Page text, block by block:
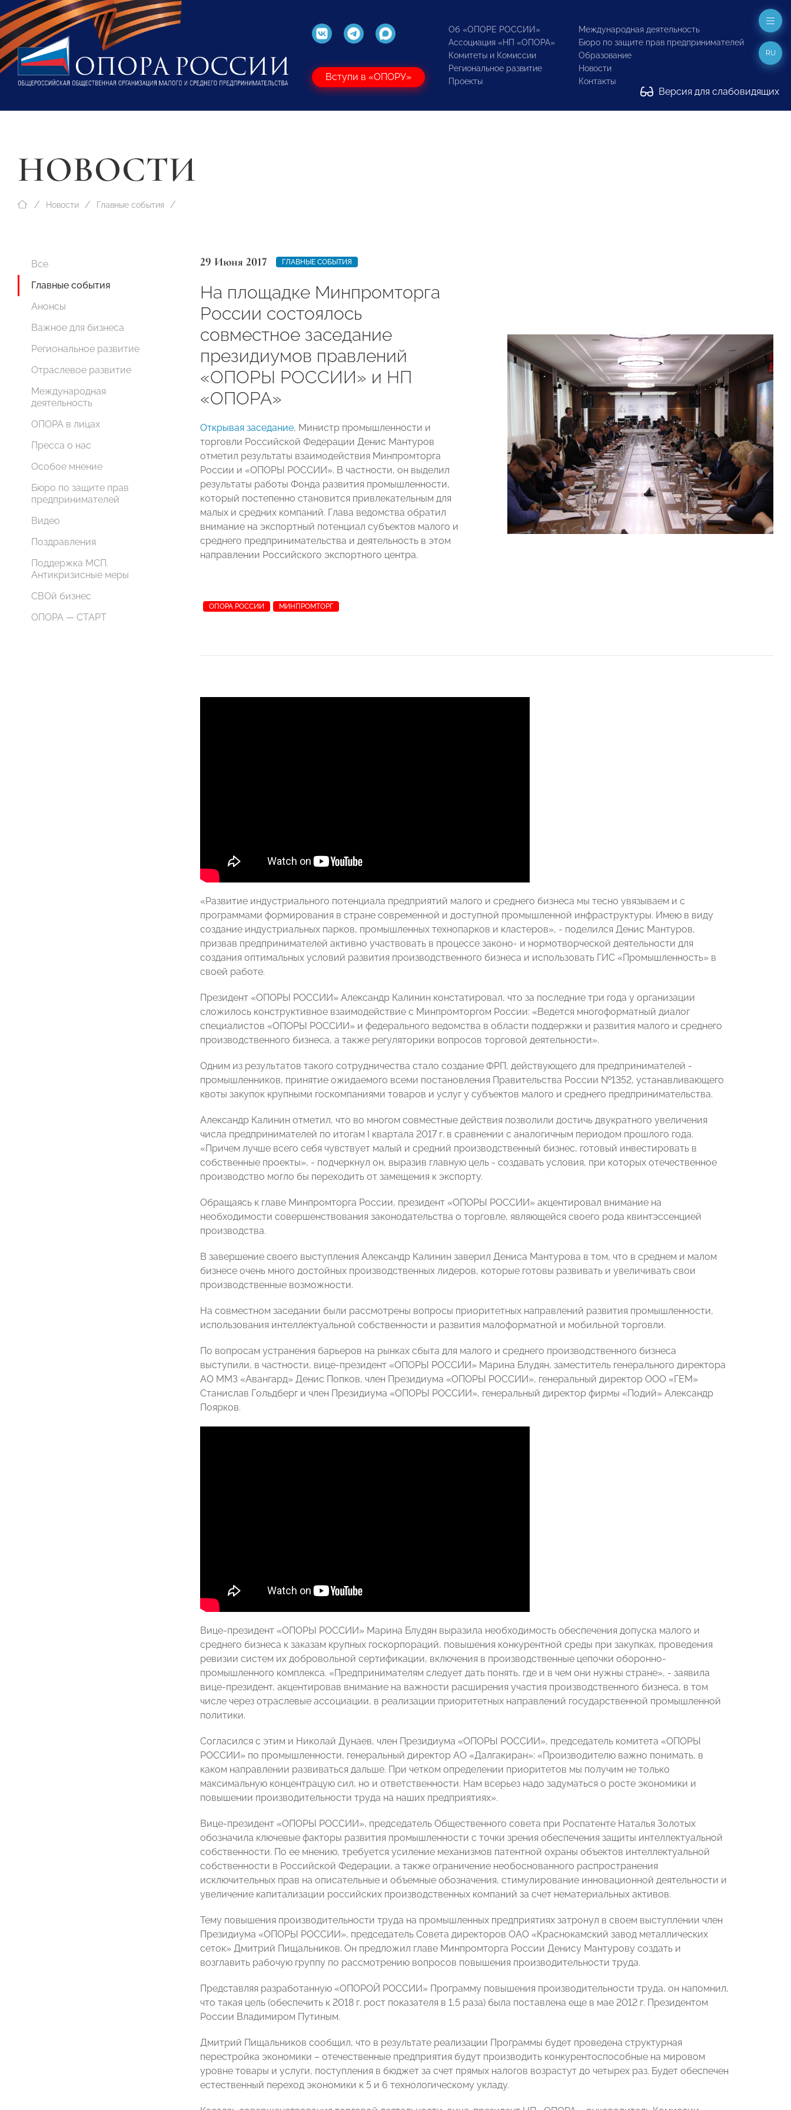
Вступи в «ОПОРУ»
Об «ОПОРЕ РОССИИ»
Ассоциация «НП «ОПОРА»
Комитеты и Комиссии
Региональное развитие
Проекты
Международная деятельность
Бюро по защите прав предпринимателей
Образование
Новости
Контакты
Версия для слабовидящих
RU
НОВОСТИ
Новости Главные события
Все
Главные события
Анонсы
Важное для бизнеса
Региональное развитие
Отраслевое развитие
Международная
деятельность
ОПОРА в лицах
Пресса о нас
Особое мнение
Бюро по защите прав
предпринимателей
Видео
Поздравления
Поддержка МСП.
Антикризисные меры
СВОй бизнес
ОПОРА — СТАРТ
29 Июня 2017 ГЛАВНЫЕ СОБЫТИЯ
На площадке Минпромторга
России состоялось
совместное заседание
президиумов правлений
«ОПОРЫ РОССИИ» и НП
«ОПОРА»
Открывая заседание, Министр промышленности и
торговли Российской Федерации Денис Мантуров
отметил результаты взаимодействия Минпромторга
России и «ОПОРЫ РОССИИ». В частности, он выделил
результаты работы Фонда развития промышленности,
который постепенно становится привлекательным для
малых и средних компаний. Глава ведомства обратил
внимание на экспортный потенциал субъектов малого и
среднего предпринимательства и деятельность в этом
направлении Российского экспортного центра.
ОПОРА РОССИИ МИНПРОМТОРГ
«Развитие индустриального потенциала предприятий малого и среднего бизнеса мы тесно увязываем и с
программами формирования в стране современной и доступной промышленной инфраструктуры. Имею в виду
создание индустриальных парков, промышленных технопарков и кластеров», - поделился Денис Мантуров,
призвав предпринимателей активно участвовать в процессе законо- и нормотворческой деятельности для
создания оптимальных условий развития производственного бизнеса и использовать ГИС «Промышленность» в
своей работе.
Президент «ОПОРЫ РОССИИ» Александр Калинин констатировал, что за последние три года у организации
сложилось конструктивное взаимодействие с Минпромторгом России: «Ведется многоформатный диалог
специалистов «ОПОРЫ РОССИИ» и федерального ведомства в области поддержки и развития малого и среднего
производственного бизнеса, а также регуляторики вопросов торговой деятельности».
Одним из результатов такого сотрудничества стало создание ФРП, действующего для предпринимателей -
промышленников, принятие ожидаемого всеми постановления Правительства России №1352, устанавливающего
квоты закупок крупными госкомпаниями товаров и услуг у субъектов малого и среднего предпринимательства.
Александр Калинин отметил, что во многом совместные действия позволили достичь двукратного увеличения
числа предпринимателей по итогам I квартала 2017 г. в сравнении с аналогичным периодом прошлого года.
«Причем лучше всего себя чувствует малый и средний производственный бизнес, готовый инвестировать в
собственные проекты», - подчеркнул он, выразив главную цель - создавать условия, при которых отечественное
производство могло бы переходить от замещения к экспорту.
Обращаясь к главе Минпромторга России, президент «ОПОРЫ РОССИИ» акцентировал внимание на
необходимости совершенствования законодательства о торговле, являющейся своего рода квинтэссенцией
производства.
В завершение своего выступления Александр Калинин заверил Дениса Мантурова в том, что в среднем и малом
бизнесе очень много достойных производственных лидеров, которые готовы развивать и увеличивать свои
производственные возможности.
На совместном заседании были рассмотрены вопросы приоритетных направлений развития промышленности,
использования интеллектуальной собственности и развития малоформатной и мобильной торговли.
По вопросам устранения барьеров на рынках сбыта для малого и среднего производственного бизнеса
выступили, в частности, вице-президент «ОПОРЫ РОССИИ» Марина Блудян, заместитель генерального директора
АО ММЗ «Авангард» Денис Попков, член Президиума «ОПОРЫ РОССИИ», генеральный директор ООО «ГЕМ»
Станислав Гольдберг и член Президиума «ОПОРЫ РОССИИ», генеральный директор фирмы «Подий» Александр
Поярков.
Вице-президент «ОПОРЫ РОССИИ» Марина Блудян выразила необходимость обеспечения допуска малого и
среднего бизнеса к заказам крупных госкорпораций, повышения конкурентной среды при закупках, проведения
ревизии систем их добровольной сертификации, включения в производственные цепочки оборонно-
промышленного комплекса. «Предпринимателям следует дать понять, где и в чем они нужны стране», - заявила
вице-президент, акцентировав внимание на важности расширения участия производственного бизнеса, в том
числе через отраслевые ассоциации, в реализации приоритетных направлений государственной промышленной
политики.
Согласился с этим и Николай Дунаев, член Президиума «ОПОРЫ РОССИИ», председатель комитета «ОПОРЫ
РОССИИ» по промышленности, генеральный директор АО «Далгакиран»: «Производителю важно понимать, в
каком направлении развиваться дальше. При четком определении приоритетов мы получим не только
максимальную концентрацую сил, но и ответственности. Нам всерьез надо задуматься о росте экономики и
повышении производительности труда на наших предприятиях».
Вице-президент «ОПОРЫ РОССИИ», председатель Общественного совета при Роспатенте Наталья Золотых
обозначила ключевые факторы развития промышленности с точки зрения обеспечения защиты интеллектуальной
собственности. По ее мнению, требуется усиление механизмов патентной охраны объектов интеллектуальной
собственности в Российской Федерации, а также ограничение необоснованного распространения
исключительных прав на описательные и объемные обозначения, стимулирование инновационной деятельности и
увеличение капитализации российских производственных компаний за счет нематериальных активов.
Тему повышения производительности труда на промышленных предприятиях затронул в своем выступлении член
Президиума «ОПОРЫ РОССИИ», председатель Совета директоров ОАО «Краснокамский завод металлических
сеток» Дмитрий Пищальников. Он предложил главе Минпромторга России Денису Мантурову создать и
возглавить рабочую группу по рассмотрению вопросов повышения производительности труда.
Представляя разработанную «ОПОРОЙ РОССИИ» Программу повышения производительности труда, он напомнил,
что такая цель (обеспечить к 2018 г. рост показателя в 1,5 раза) была поставлена еще в мае 2012 г. Президентом
России Владимиром Путиным.
Дмитрий Пищальников сообщил, что в результате реализации Программы будет проведена структурная
перестройка экономики – отечественные предприятия будут производить конкурентоспособные на мировом
уровне товары и услуги, поступления в бюджет за счет прямых налогов возрастут до четырех раз. Будет обеспечен
естественный переход экономики к 5 и 6 технологическому укладу.